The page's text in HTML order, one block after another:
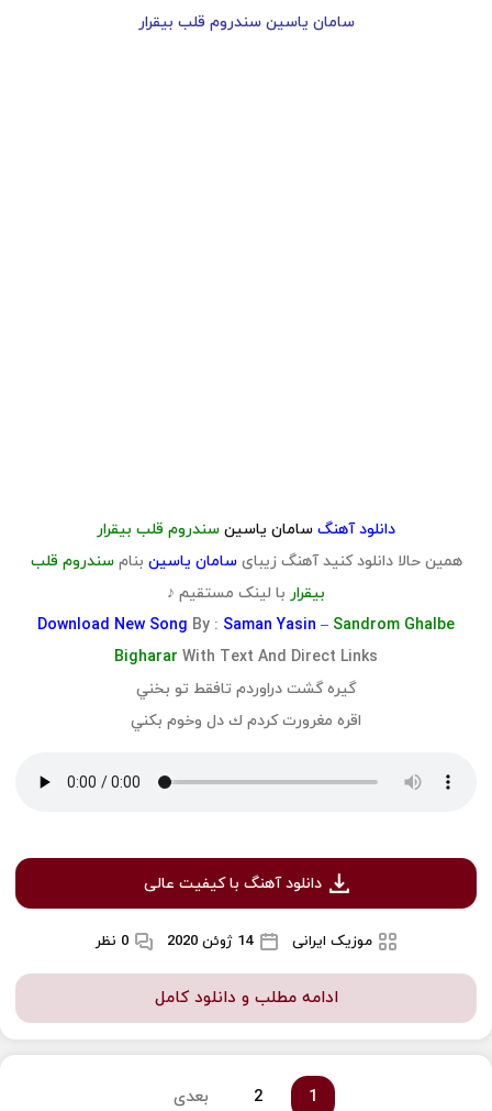
سامان یاسین سندروم قلب بیقرار
دانلود آهنگ سامان یاسین سندروم قلب بیقرار
همین حالا دانلود کنید آهنگ زیبایسامان یاسین بنام سندروم قلب
بیقرار با لینک مستقیم ♪
Download New Song By : Saman Yasin – Sandrom Ghalbe
Bigharar With Text And Direct Links
گيره گشت دراوردم تافقط تو بخني
اقره مغرورت كردم ك دل وخوم بكني
دانلود آهنگ با کیفیت عالی
موزیک ایرانی 14 ژوئن 2020 0 نظر
ادامه مطلب و دانلود کامل
1
2 بعدی